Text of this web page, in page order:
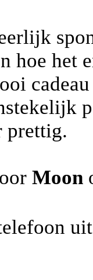
hoe het
prettig.
Moon